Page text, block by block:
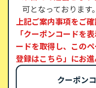
可となっております。
上記ご案内事項をご
「クーポンコードを
ードを取得し、この
登録はこちら」にお進
クーポン